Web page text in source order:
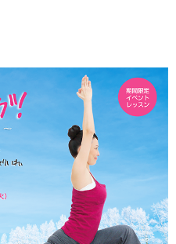
ご入会のご予約
お問い合わせ
採用情報
プライバシーポリシー